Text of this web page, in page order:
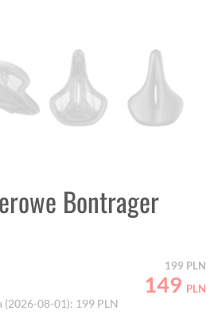
Bontrager
199 PLN
149 PLN
(2026-08-01): 199 PLN